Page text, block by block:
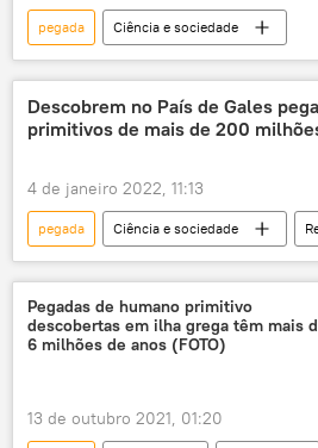
pegada
Ciência e sociedade
paleontologia
Arqueologia
dinossauro
China
Descobrem no País de Gales
primitivos de mais de 200
4 de janeiro 2022, 11:13
pegada Ciência e sociedade
Arqueologia
dinossauro
País de Gales
Pegadas de humano primitivo
descobertas em ilha grega têm mais
6 milhões de anos (FOTO)
13 de outubro 2021, 01:20